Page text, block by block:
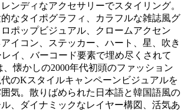
ンディなアクセサリーでスタイリング。
なタイポグラフィ、カラフルな雑誌風グ
ポップビジュアル、クロームアクセン
イコン、ステッカー、ハート、星、吹き
イ、バーコード要素で埋め尽くされて
懐かしの2000年代初頭のファッション
のKスタイルキャンペーンビジュアルを
気。散りばめられた日本語と韓国語風の
、ダイナミックなレイヤー構図、活気あ